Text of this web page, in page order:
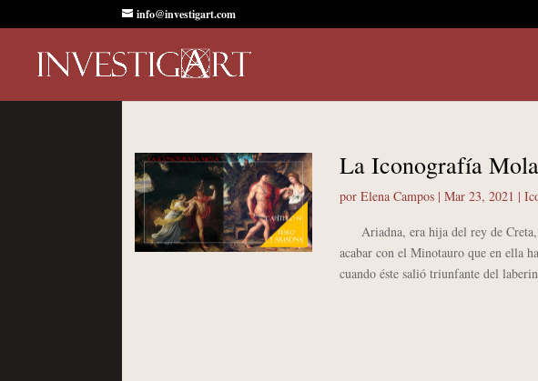
info@investigart.com
La Iconografía
por Elena Campos| Mar 23, 2021 |
Ariadna, era hija del rey de Creta,
acabar con el Minotauro que en ella
cuando éste salió triunfante del